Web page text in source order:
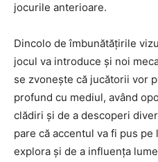
jocurile anterioare.
Dincolo de îmbunătățirile
jocul va introduce și noi
se zvonește că jucătorii vor
profund cu mediul, având
clădiri și de a descoperi
pare că accentul va fi pus
explora și de a influența